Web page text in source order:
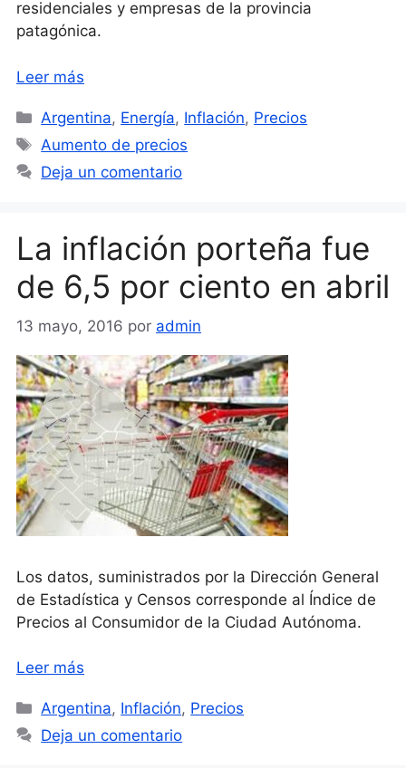
residenciales y empresas de la provincia
patagónica.
Leer más
Categorías
Argentina, Energía, Inflación, Precios
Etiquetas
Aumento de precios
Deja un comentario
La inflación porteña fue
de 6,5 por ciento en abril
13 mayo, 2016 por admin
Los datos, suministrados por la Dirección General
de Estadística y Censos corresponde al Índice de
Precios al Consumidor de la Ciudad Autónoma.
Leer más
Categorías
Argentina, Inflación, Precios
Deja un comentario